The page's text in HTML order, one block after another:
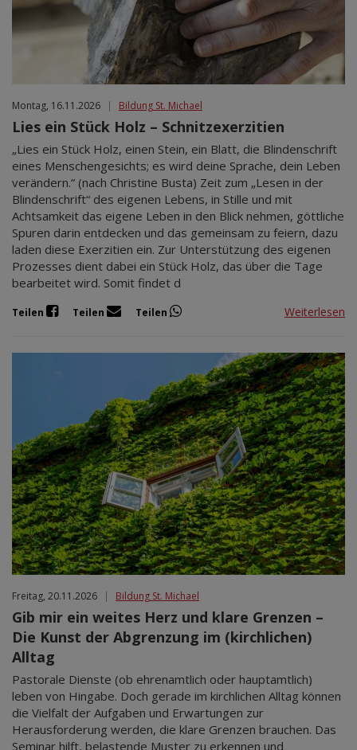
Montag, 16.11.2026 | Bildung St. Michael
Lies ein Stück Holz – Schnitzexerzitien
„Lies ein Stück Holz, einen Stein, ein Blatt, die Blindenschrift
eines Menschengesichts; es wird deine Sprache, dein Leben
verändern.“ (nach Christine Busta) Zeit zum „Lesen in der
Blindenschrift“ des eigenen Lebens, in Stille und mit
Achtsamkeit das eigene Leben in den Blick nehmen, göttliche
Spuren darin entdecken und das gemeinsam zu feiern, dazu
laden diese Exerzitien ein. Zur Unterstützung des eigenen
Prozesses dient dabei ein Stück Holz, das über die Tage
bearbeitet wird. Somit findet d
Teilen Teilen Teilen Weiterlesen
Freitag, 20.11.2026 | Bildung St. Michael
Gib mir ein weites Herz und klare Grenzen –
Die Kunst der Abgrenzung im (kirchlichen)
Alltag
Pastorale Dienste (ob ehrenamtlich oder hauptamtlich)
leben von Hingabe. Doch gerade im kirchlichen Alltag können
die Vielfalt der Aufgaben und Erwartungen zur
Herausforderung werden, die klare Grenzen brauchen. Das
Seminar hilft, belastende Muster zu erkennen und